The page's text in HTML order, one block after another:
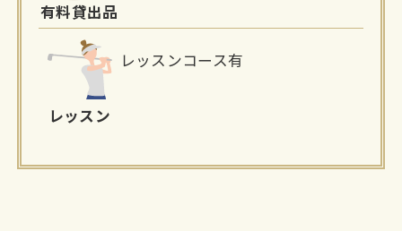
有料貸出品
レッスン
レッスンコース有